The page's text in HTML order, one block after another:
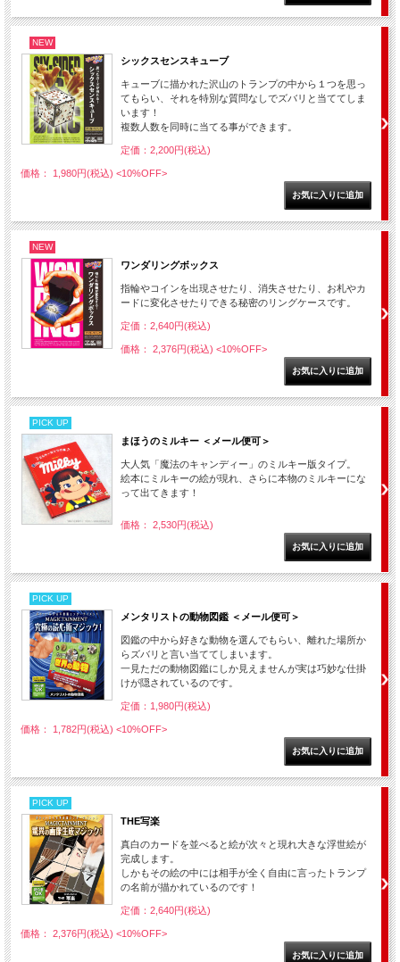
NEW
シックスセンスキューブ
キューブに描かれた沢山のトランプの中から１つを思っ
てもらい、それを特別な質問なしでズバリと当ててしま
います！
複数人数を同時に当てる事ができます。
定価：2,200円(税込)
価格： 1,980円(税込) <10%OFF>
NEW
ワンダリングボックス
指輪やコインを出現させたり、消失させたり、お札やカ
ードに変化させたりできる秘密のリングケースです。
定価：2,640円(税込)
価格： 2,376円(税込) <10%OFF>
PICK UP
まほうのミルキー ＜メール便可＞
大人気「魔法のキャンディー」のミルキー版タイプ。
絵本にミルキーの絵が現れ、さらに本物のミルキーにな
って出てきます！
価格： 2,530円(税込)
PICK UP
メンタリストの動物図鑑 ＜メール便可＞
図鑑の中から好きな動物を選んでもらい、離れた場所か
らズバリと言い当ててしまいます。
一見ただの動物図鑑にしか見えませんが実は巧妙な仕掛
けが隠されているのです。
定価：1,980円(税込)
価格： 1,782円(税込) <10%OFF>
PICK UP
THE写楽
真白のカードを並べると絵が次々と現れ大きな浮世絵が
完成します。
しかもその絵の中には相手が全く自由に言ったトランプ
の名前が描かれているのです！
定価：2,640円(税込)
価格： 2,376円(税込) <10%OFF>